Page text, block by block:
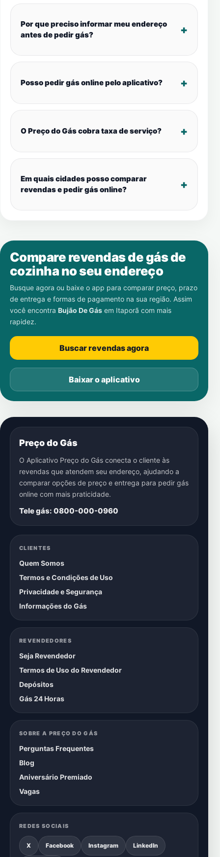
Por que preciso informar meu endereço
antes de pedir gás?
Posso pedir gás online pelo aplicativo?
O Preço do Gás cobra taxa de serviço?
Em quais cidades posso comparar
revendas e pedir gás online?
Compare revendas de gás de
cozinha no seu endereço
Busque agora ou baixe o app para comparar preço, prazo
de entrega e formas de pagamento na sua região. Assim
você encontra Bujão De Gás em Itaporã com mais
rapidez.
Buscar revendas agora
Baixar o aplicativo
Preço do Gás
O Aplicativo Preço do Gás conecta o cliente às
revendas que atendem seu endereço, ajudando a
comparar opções de preço e entrega para pedir gás
online com mais praticidade.
Tele gás: 0800-000-0960
CLIENTES
Quem Somos
Termos e Condições de Uso
Privacidade e Segurança
Informações do Gás
REVENDEDORES
Seja Revendedor
Termos de Uso do Revendedor
Depósitos
Gás 24 Horas
SOBRE A PREÇO DO GÁS
Perguntas Frequentes
Blog
Aniversário Premiado
Vagas
REDES SOCIAIS
X Facebook Instagram LinkedIn